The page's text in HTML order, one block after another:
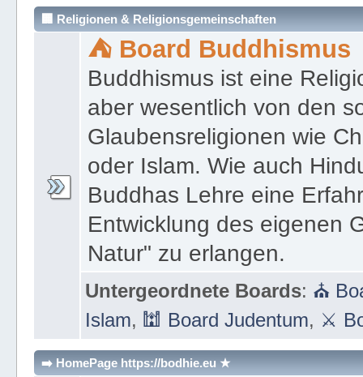
Untergeordnete Boards:➦
🏢 Religionen & Religionsgemeinschaften
⛺ Board Buddhismus
Buddhismus ist eine
aber wesentlich von den
Glaubensreligionen wie
oder Islam. Wie auch
Buddhas Lehre eine
Entwicklung des eigenen
Natur" zu erlangen.
Untergeordnete Boards:⛪
Islam,🕍 Board Judentum,⚔